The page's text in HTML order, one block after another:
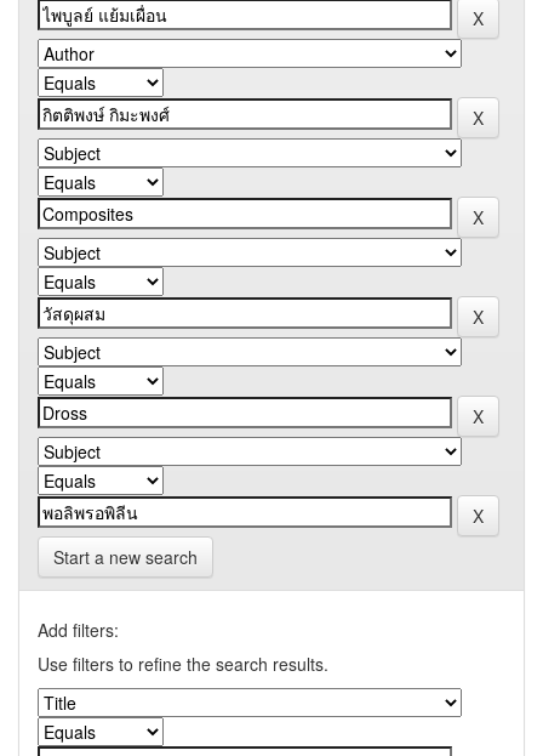
Start a new search
Add filters:
Use filters to refine the search results.